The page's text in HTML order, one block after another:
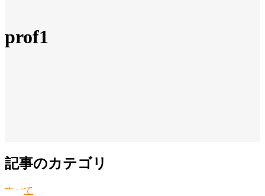
prof1
記事のカテゴリ
すべて